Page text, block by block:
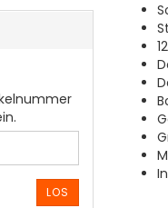
LOS